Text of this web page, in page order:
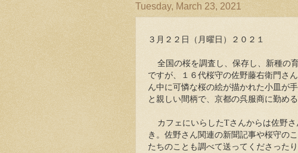
Tuesday, March 23, 2021
３月２２日（月曜日）２０２１
全国の桜を調査し、保存し、新種の
ですが、１６代桜守の佐野藤右衛門さ
ん中に可憐な桜の絵が描かれた小皿が
と親しい間柄で、京都の呉服商に勤め
カフェにいらしたTさんからは佐野
き。佐野さん関連の新聞記事や桜守の
たちのことも調べて送ってくださった